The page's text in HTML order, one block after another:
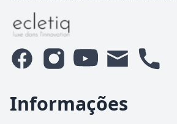
Informações